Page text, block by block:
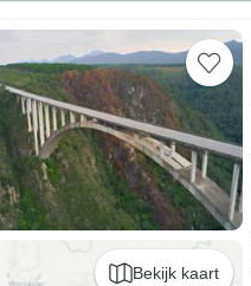
Bekijk kaart